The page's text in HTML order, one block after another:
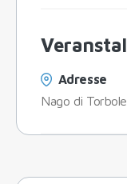
Adresse
Nago di Torbole